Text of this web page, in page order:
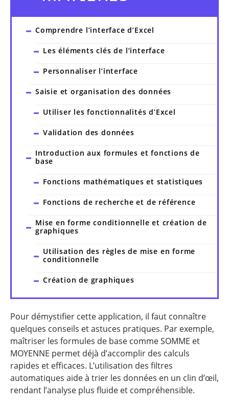
Comprendre l’interface d’Excel
Les éléments clés de l’interface
Personnaliser l’interface
Saisie et organisation des données
Utiliser les fonctionnalités d’Excel
Validation des données
Introduction aux formules et fonctions de
base
Fonctions mathématiques et statistiques
Fonctions de recherche et de référence
Mise en forme conditionnelle et création de
graphiques
Utilisation des règles de mise en forme
conditionnelle
Création de graphiques
Pour démystifier cette application, il faut connaître
quelques conseils et astuces pratiques. Par exemple,
maîtriser les formules de base comme SOMME et
MOYENNE permet déjà d’accomplir des calculs
rapides et efficaces. L’utilisation des filtres
automatiques aide à trier les données en un clin d’œil,
rendant l’analyse plus fluide et compréhensible.